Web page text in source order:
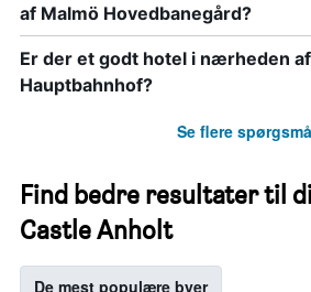
af Malmö Hovedbanegård?
Er der et godt hotel i nærheden
Hauptbahnhof?
Se flere
Find bedre resultater til
Castle Anholt
De mest populære byer